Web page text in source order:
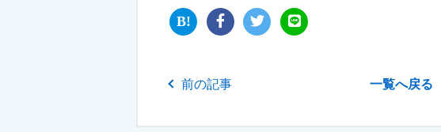
前の記事 一覧へ戻る